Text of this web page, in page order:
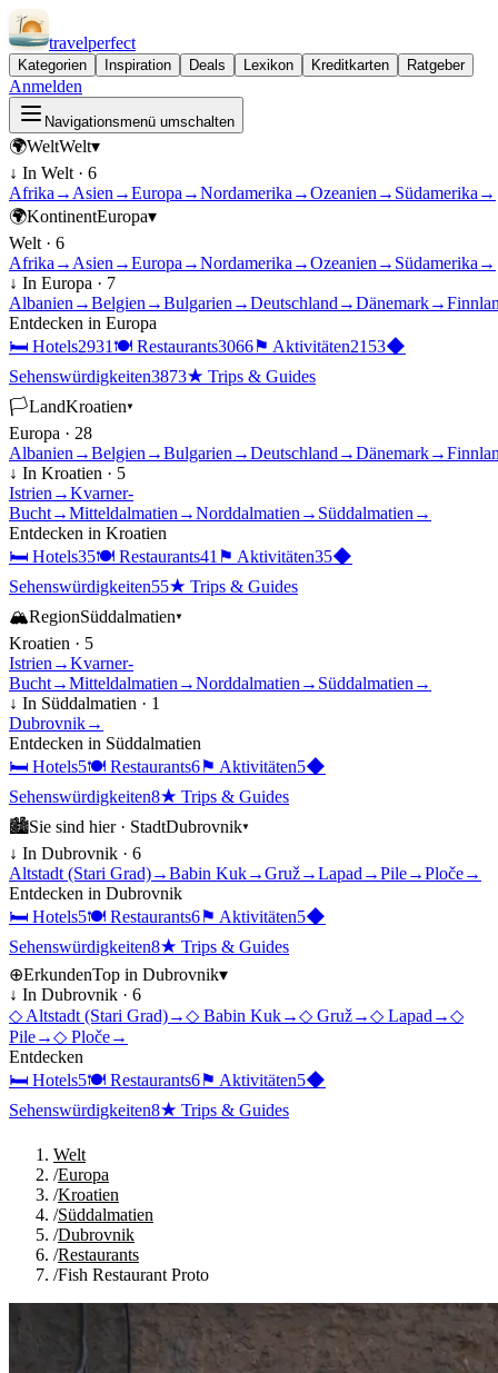
travelperfect
Kategorien Inspiration Deals Lexikon Kreditkarten Ratgeber
Anmelden
Navigationsmenü umschalten
🌍WeltWelt▾
↓ In Welt · 6
Afrika → Asien →Europa →Nordamerika →Ozeanien → Südamerika →
🌍KontinentEuropa▾
Welt · 6
Afrika → Asien →Europa →Nordamerika →Ozeanien → Südamerika →
↓ In Europa · 7
Albanien →Belgien →Bulgarien →Deutschland →Dänemark→
Entdecken in Europa
🛏 Hotels2931 🍽 Restaurants3066⚑ Aktivitäten2153◆
Sehenswürdigkeiten3873★ Trips & Guides
🏳LandKroatien▾
Europa · 28
Albanien →Belgien →Bulgarien →Deutschland →Dänemark→
↓ In Kroatien · 5
Istrien →Kvarner-
Bucht→Mitteldalmatien →Norddalmatien → Süddalmatien →
Entdecken in Kroatien
🛏 Hotels35🍽 Restaurants41 ⚑ Aktivitäten35◆
Sehenswürdigkeiten55★ Trips & Guides
🏔RegionSüddalmatien▾
Kroatien · 5
Istrien →Kvarner-
Bucht→Mitteldalmatien →Norddalmatien → Süddalmatien →
↓ In Süddalmatien · 1
Dubrovnik→
Entdecken in Süddalmatien
🛏 Hotels5🍽 Restaurants6⚑ Aktivitäten5◆
Sehenswürdigkeiten8★ Trips & Guides
🏙Sie sind hier · StadtDubrovnik▾
↓ In Dubrovnik · 6
Altstadt (Stari Grad)→Babin Kuk→Gruž→Lapad →Pile→Ploče→
Entdecken in Dubrovnik
🛏 Hotels5🍽 Restaurants6⚑ Aktivitäten5◆
Sehenswürdigkeiten8★ Trips & Guides
⊕ErkundenTop in Dubrovnik▾
↓ In Dubrovnik · 6
◇ Altstadt (Stari Grad)→◇ Babin Kuk→◇ Gruž→◇ Lapad →◇
Pile→◇ Ploče→
Entdecken
🛏 Hotels5🍽 Restaurants6⚑ Aktivitäten5◆
Sehenswürdigkeiten8★ Trips & Guides
Welt
/Europa
/Kroatien
/Süddalmatien
/Dubrovnik
/Restaurants
/Fish Restaurant Proto